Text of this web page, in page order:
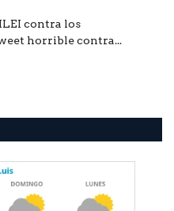
contra los
horrible contra...